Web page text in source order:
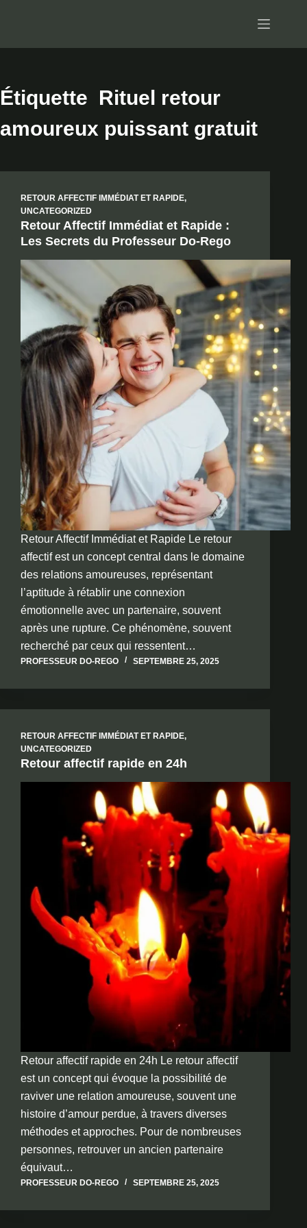
Étiquette Rituel retour
amoureux puissant gratuit
RETOUR AFFECTIF IMMÉDIAT ET RAPIDE,
UNCATEGORIZED
Retour Affectif Immédiat et Rapide :
Les Secrets du Professeur Do-Rego
Retour Affectif Immédiat et Rapide Le retour
affectif est un concept central dans le domaine
des relations amoureuses, représentant
l’aptitude à rétablir une connexion
émotionnelle avec un partenaire, souvent
après une rupture. Ce phénomène, souvent
recherché par ceux qui ressentent…
PROFESSEUR DO-REGO SEPTEMBRE 25, 2025
RETOUR AFFECTIF IMMÉDIAT ET RAPIDE,
UNCATEGORIZED
Retour affectif rapide en 24h
Retour affectif rapide en 24h Le retour affectif
est un concept qui évoque la possibilité de
raviver une relation amoureuse, souvent une
histoire d’amour perdue, à travers diverses
méthodes et approches. Pour de nombreuses
personnes, retrouver un ancien partenaire
équivaut…
PROFESSEUR DO-REGO SEPTEMBRE 25, 2025